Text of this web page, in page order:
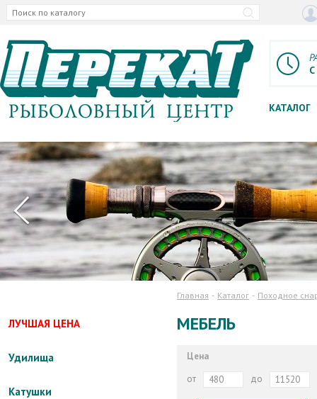
КАТАЛОГ
ЛУЧШАЯ ЦЕНА
Удилища
Катушки
Главная Каталог Походное
МЕБЕЛЬ
Цена
от
до